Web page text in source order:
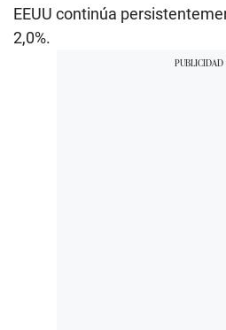
EEUU continúa
2,0%.